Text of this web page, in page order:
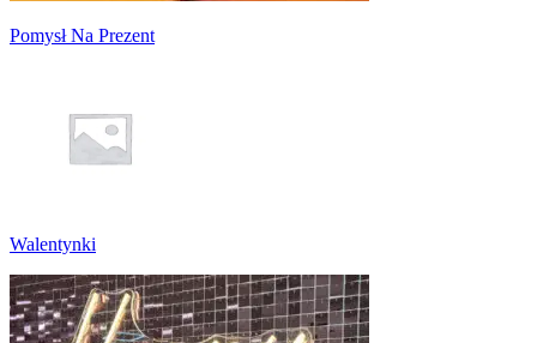
Pomysł Na Prezent
Walentynki